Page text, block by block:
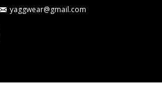
yaggwear@gmail.com